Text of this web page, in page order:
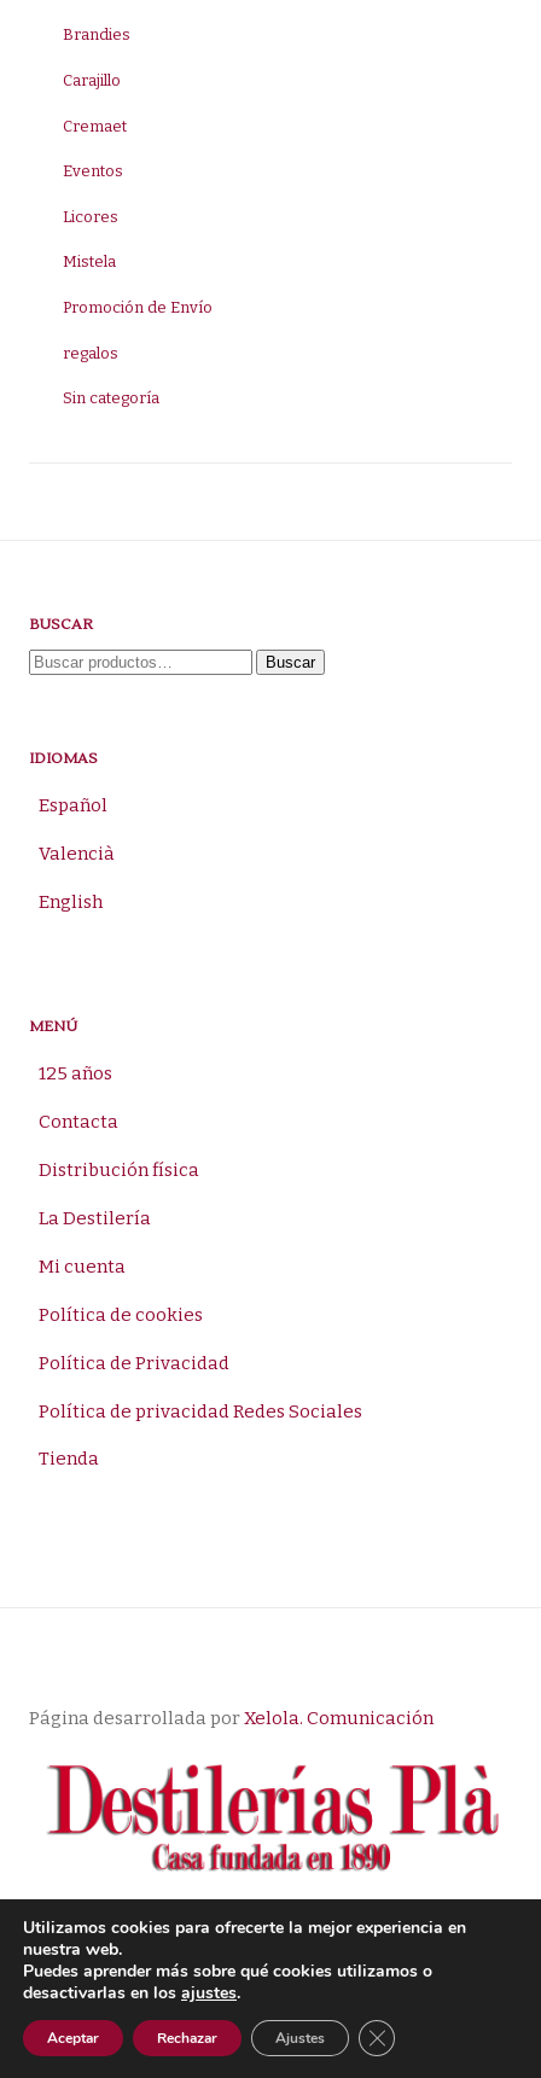
Brandies
Carajillo
Cremaet
Eventos
Licores
Mistela
Promoción de Envío
regalos
Sin categoría
BUSCAR
Buscar
Buscar
IDIOMAS
Español
Valencià
English
MENÚ
125 años
Contacta
Distribución física
La Destilería
Mi cuenta
Política de cookies
Política de Privacidad
Política de privacidad Redes Sociales
Tienda
Página desarrollada porXelola. Comunicación
© Copyright |
Condiciones de compra
Utilizamos cookies para ofrecerte la mejor experiencia en
nuestra web.
Puedes aprender más sobre qué cookies utilizamos o
desactivarlas en los ajustes.
Aceptar Rechazar Ajustes Cerrar el banner de